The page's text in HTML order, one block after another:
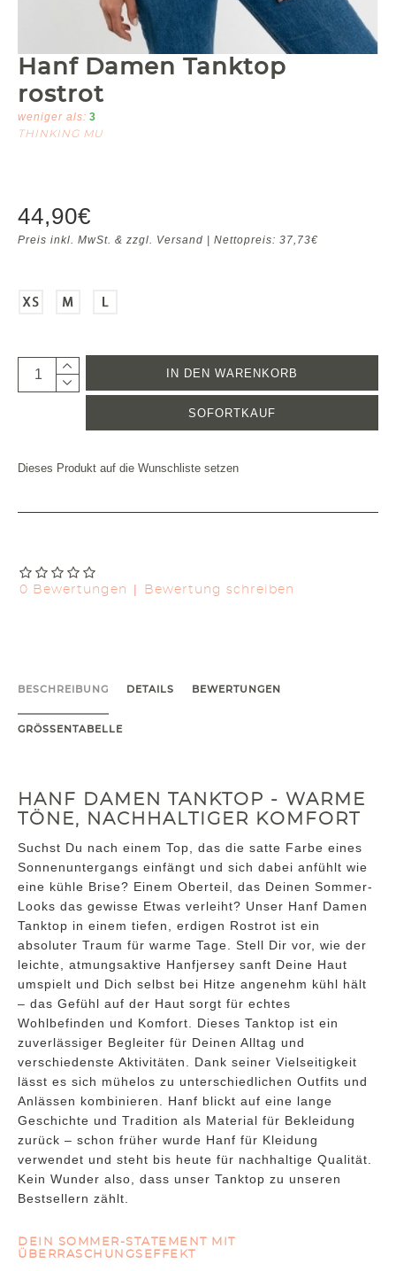
Hanf Damen Tanktop
rostrot
weniger als: 3
THINKING MU
0 Bewertungen | Bewertung schreiben
44,90€
Preis inkl. MwSt. & zzgl. Versand | Nettopreis: 37,73€
IN DEN WARENKORB
SOFORTKAUF
Dieses Produkt auf die Wunschliste setzen
BESCHREIBUNG DETAILS BEWERTUNGEN
GRÖSSENTABELLE
HANF DAMEN TANKTOP - WARME
TÖNE, NACHHALTIGER KOMFORT
Suchst Du nach einem Top, das die satte Farbe eines
Sonnenuntergangs einfängt und sich dabei anfühlt wie
eine kühle Brise? Einem Oberteil, das Deinen Sommer-
Looks das gewisse Etwas verleiht? Unser Hanf Damen
Tanktop in einem tiefen, erdigen Rostrot ist ein
absoluter Traum für warme Tage. Stell Dir vor, wie der
leichte, atmungsaktive Hanfjersey sanft Deine Haut
umspielt und Dich selbst bei Hitze angenehm kühl hält
– das Gefühl auf der Haut sorgt für echtes
Wohlbefinden und Komfort. Dieses Tanktop ist ein
zuverlässiger Begleiter für Deinen Alltag und
verschiedenste Aktivitäten. Dank seiner Vielseitigkeit
lässt es sich mühelos zu unterschiedlichen Outfits und
Anlässen kombinieren. Hanf blickt auf eine lange
Geschichte und Tradition als Material für Bekleidung
zurück – schon früher wurde Hanf für Kleidung
verwendet und steht bis heute für nachhaltige Qualität.
Kein Wunder also, dass unser Tanktop zu unseren
Bestsellern zählt.
DEIN SOMMER-STATEMENT MIT
ÜBERRASCHUNGSEFFEKT